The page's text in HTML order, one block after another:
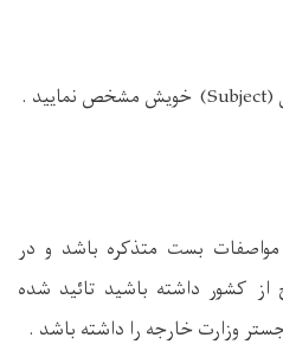
(Subject) خویش مشخص نمایید .
بست متذکره باشد و در
کشور داشته باشید تائید شده
وزارت خارجه را داشته باشد .